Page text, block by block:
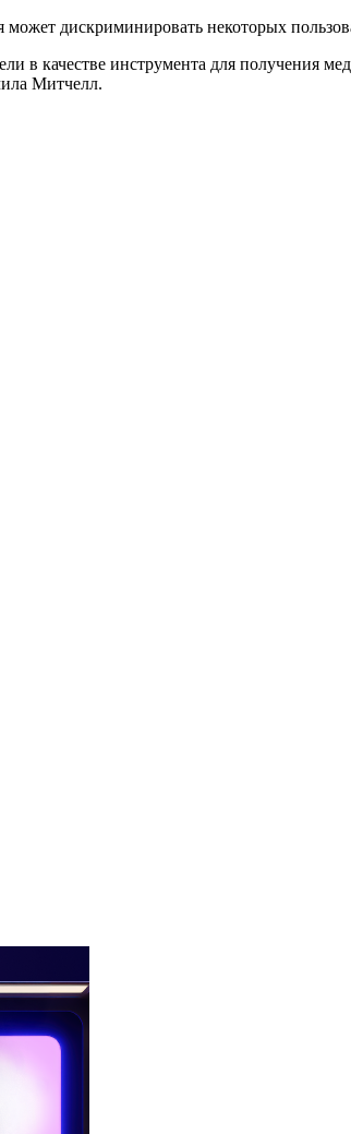
дискриминировать некоторых
в качестве инструмента для получения
Митчелл.